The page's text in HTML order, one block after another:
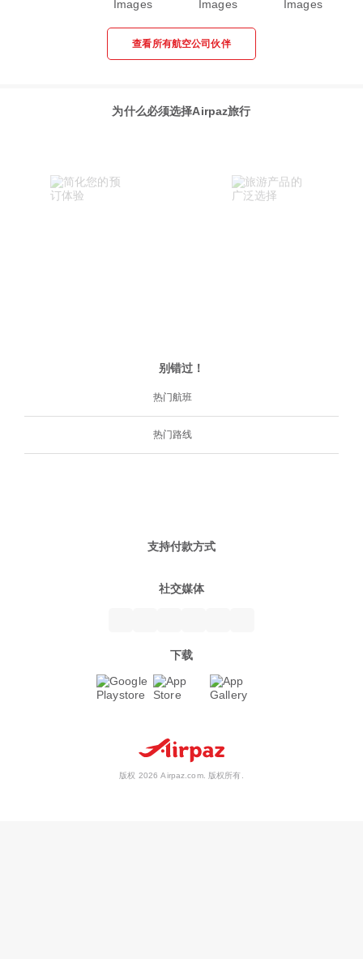
查看所有航空公司伙伴
为什么必须选择Airpaz旅行
别错过！
热门航班
热门路线
支持付款方式
社交媒体
下载
版权 2026 Airpaz.com. 版权所有.